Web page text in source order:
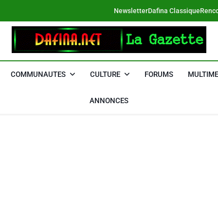
NewsletterDafina Classique
DAFINA
COMMUNAUTES CULTURE FORUMS
ANNONCES